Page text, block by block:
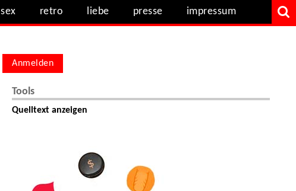
sex retro liebe presse impressum
Anmelden
Tools
Quelltext anzeigen